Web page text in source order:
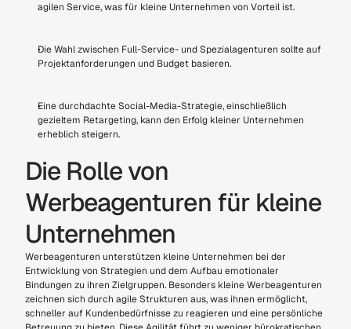
agilen Service, was für kleine Unternehmen von Vorteil ist.
Die Wahl zwischen Full-Service- und Spezialagenturen sollte auf
Projektanforderungen und Budget basieren.
Eine durchdachte Social-Media-Strategie, einschließlich
gezieltem Retargeting, kann den Erfolg kleiner Unternehmen
erheblich steigern.
Die Rolle von
Werbeagenturen für kleine
Unternehmen
Werbeagenturen unterstützen kleine Unternehmen bei der
Entwicklung von Strategien und dem Aufbau emotionaler
Bindungen zu ihren Zielgruppen. Besonders kleine Werbeagenturen
zeichnen sich durch agile Strukturen aus, was ihnen ermöglicht,
schneller auf Kundenbedürfnisse zu reagieren und eine persönliche